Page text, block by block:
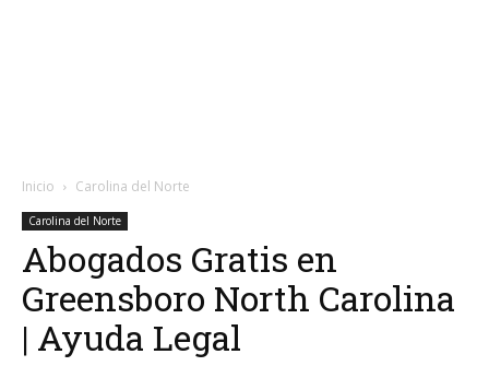
Inicio Carolina del Norte
Carolina del Norte
Abogados Gratis en
Greensboro North Carolina
| Ayuda Legal